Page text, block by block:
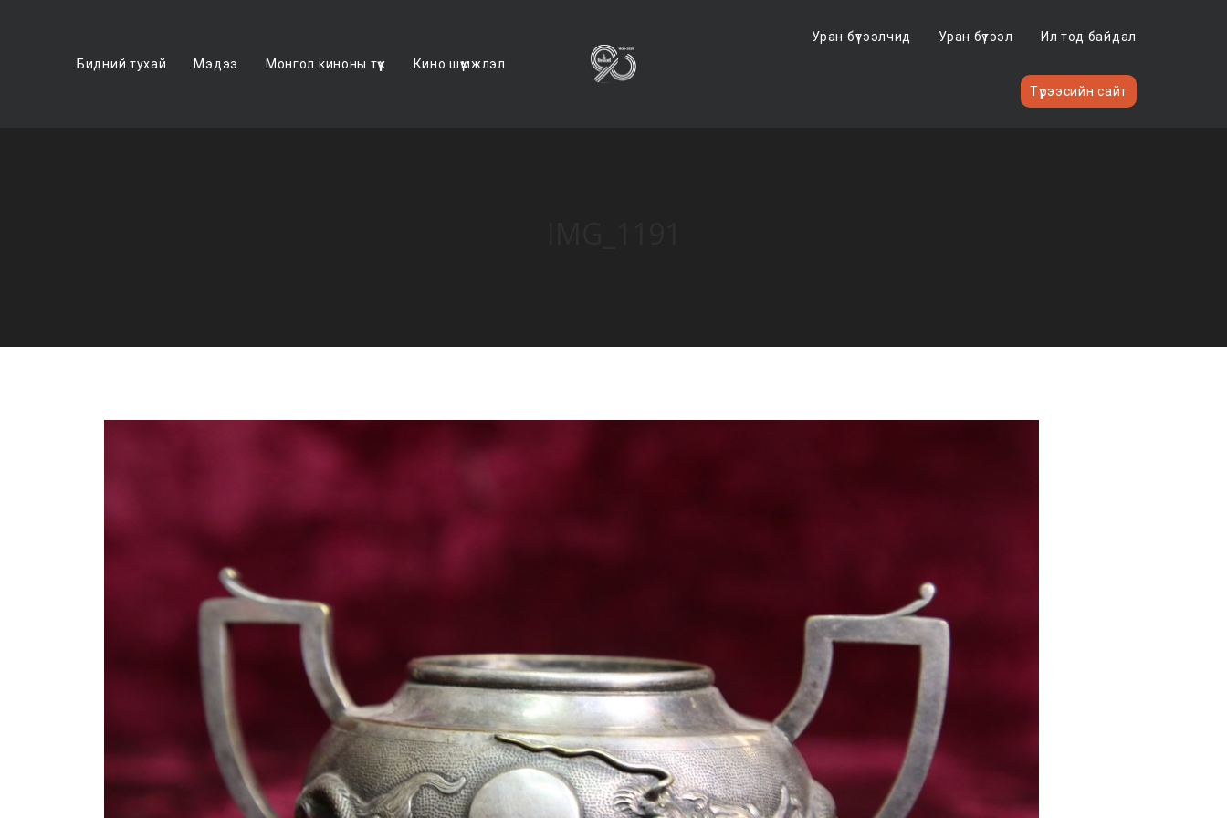
Бидний тухай Мэдээ Монгол киноны түүх Кино шүүмжлэл
Уран бүтээлчид Уран бүтээл Ил тод байдал
Түрээсийн сайт